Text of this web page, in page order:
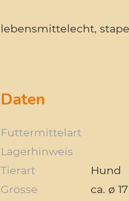
lebensmittelecht,
Daten
Futtermittelart
Lagerhinweis
Tierart
Hund
Grösse
ca. ø